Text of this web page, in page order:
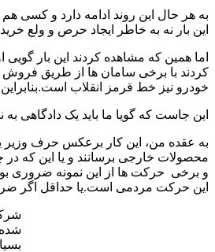
به هر حال این روند ادامه دارد و کسی
این بار نه به خاطر ایجاد حرص و ولع
اما همین که مشاهده کردند این بار
کردند با برخی سامان ها از طریق
خودرو نیز خط قرمز انقلاب
این جاست که گویا ما باید یک دادگاهی
به عقده من، این کار برعکس حرف وزیر
محصولات خارجی برسانند و یا این که در
و برخی حرکت ها از این نمونه ضروری
این حرکت مردمی است.یا حداقل اگر